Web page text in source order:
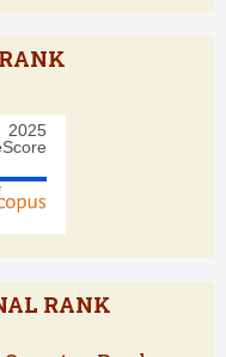
2025
RANK